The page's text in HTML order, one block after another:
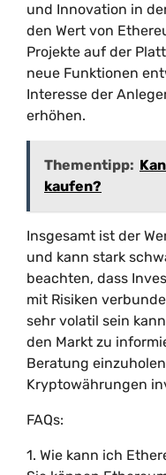
und Innovation in
den Wert von
Projekte auf der
neue Funktionen
Interesse der
erhöhen.
Thementipp:
kaufen?
Insgesamt ist der
und kann stark
beachten, dass
mit Risiken
sehr volatil sein
den Markt zu
Beratung
Kryptowährungen
FAQs:
1. Wie kann ich